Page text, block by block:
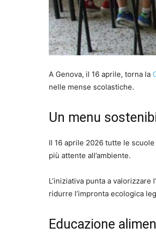
A Genova, il 16 aprile, torna la
nelle mense scolastiche.
Un menu
Il 16 aprile 2026 tutte le
più attente all’ambiente.
L’iniziativa punta a
ridurre l’impronta ecologica
Educazione